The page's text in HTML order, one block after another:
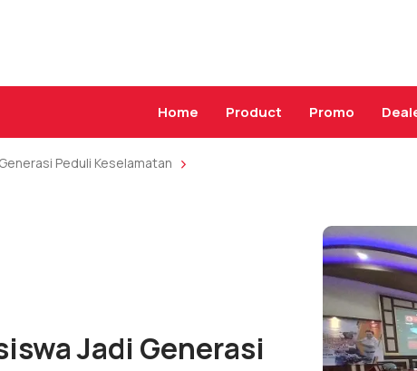
Home Product Promo
Peduli Keselamatan
Jadi Generasi